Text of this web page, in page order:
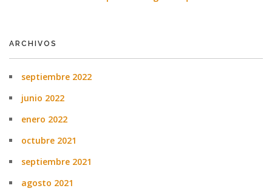
ARCHIVOS
septiembre 2022
junio 2022
enero 2022
octubre 2021
septiembre 2021
agosto 2021